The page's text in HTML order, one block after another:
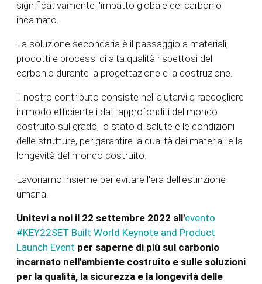
significativamente l'impatto globale del carbonio
incarnato.
La soluzione secondaria è il passaggio a materiali,
prodotti e processi di alta qualità rispettosi del
carbonio durante la progettazione e la costruzione.
Il nostro contributo consiste nell'aiutarvi a raccogliere
in modo efficiente i dati approfonditi del mondo
costruito sul grado, lo stato di salute e le condizioni
delle strutture, per garantire la qualità dei materiali e la
longevità del mondo costruito.
Lavoriamo insieme per evitare l'era dell'estinzione
umana.
Unitevi a noi il 22 settembre 2022 all'evento
#KEY22SET Built World Keynote and Product
Launch Event per saperne di più sul carbonio
incarnato nell'ambiente costruito e sulle soluzioni
per la qualità, la sicurezza e la longevità delle